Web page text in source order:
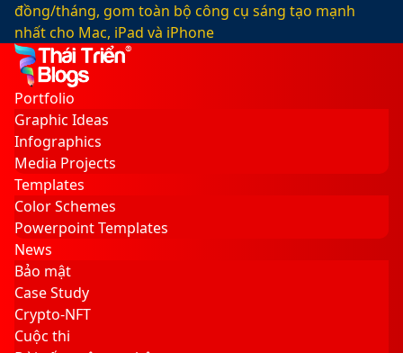
đồng/tháng, gom toàn bộ công cụ sáng tạo mạnh
nhất cho Mac, iPad và iPhone
Facebook
X
LinkedIn
YouTube
Google
Play
Sidebar
Switch
skin
Portfolio
Graphic Ideas
Infographics
Media Projects
Templates
Color Schemes
Powerpoint Templates
News
Bảo mật
Case Study
Crypto-NFT
Cuộc thi